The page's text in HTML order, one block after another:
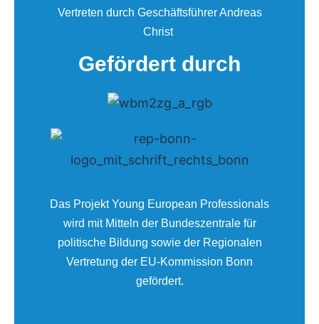
Vertreten durch Geschäftsführer Andreas
Christ
Gefördert durch
Das Projekt Young European Professionals
wird mit Mitteln der Bundeszentrale für
politische Bildung sowie der Regionalen
Vertretung der EU-Kommission Bonn
gefördert.